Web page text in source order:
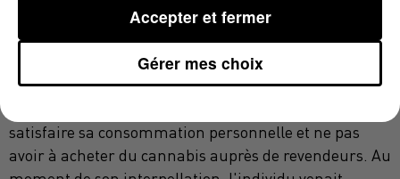
UNE PLANTATION POUR SA
CONSOMMATION PERSONNELLE
Devant les enquêteurs, l'horticulteur
satisfaire sa consommation personnelle et ne pas
avoir à acheter du cannabis auprès de revendeurs. Au
Gérer mes choix
Accepter et fermer